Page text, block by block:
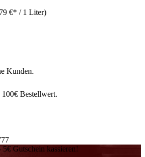
€* / 1 Liter)
Kunden.
100€ Bestellwert.
Gutschein kassieren!